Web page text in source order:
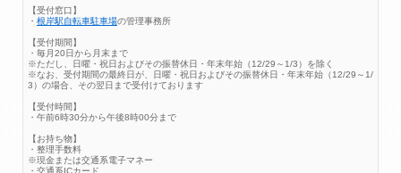
【受付窓口】
・ 根岸駅自転車駐車場の管理事務所
【受付期間】
・毎月20日から月末まで
※ただし、日曜・祝日およびその振替休日・年末年始（12/29～1/3）を除く
※なお、受付期間の最終日が、日曜・祝日およびその振替休日・年末年始（12/29～1/
3）の場合、その翌日まで受付けております
【受付時間】
・午前6時30分から午後8時00分まで
【お持ち物】
・整理手数料
※現金または交通系電子マネー
・交通系ICカード